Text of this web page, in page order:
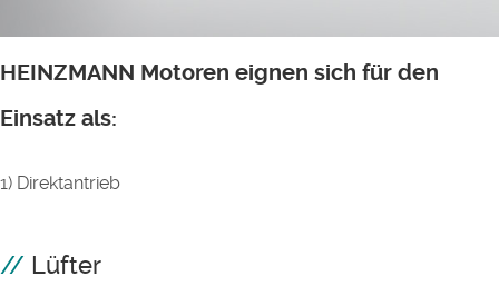
HEINZMANN Motoren eignen sich für den
Einsatz als:
1) Direktantrieb
Lüfter